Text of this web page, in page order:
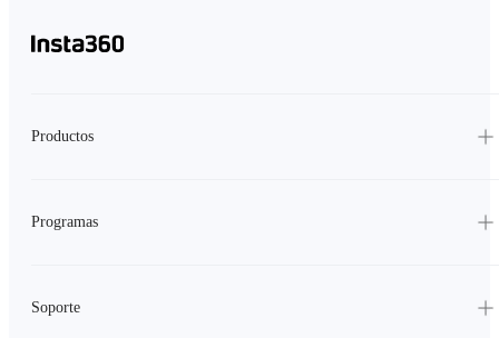
Productos
Programas
Soporte